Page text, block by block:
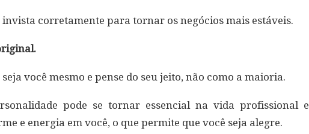
corretamente para tornar os negócios mais estáveis.
você mesmo e pense do seu jeito, não como a maioria.
pode se tornar essencial na vida profissional e
e energia em você, o que permite que você seja alegre.